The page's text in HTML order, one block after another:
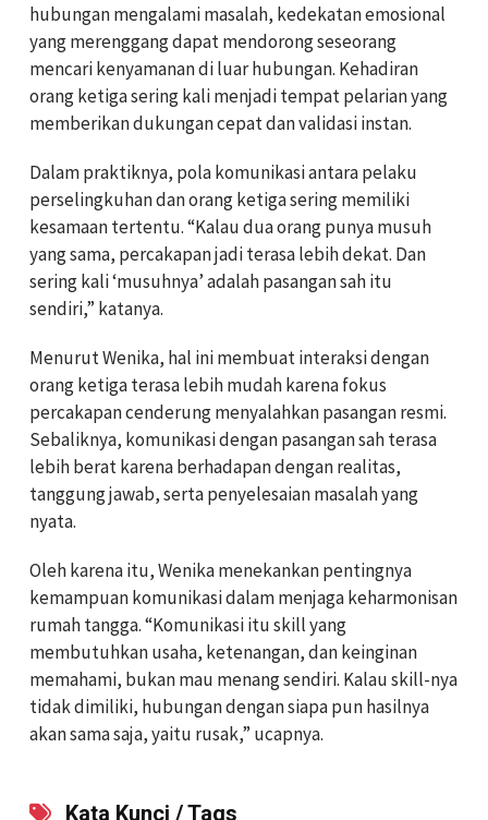
hubungan mengalami masalah, kedekatan emosional
yang merenggang dapat mendorong seseorang
mencari kenyamanan di luar hubungan. Kehadiran
orang ketiga sering kali menjadi tempat pelarian yang
memberikan dukungan cepat dan validasi instan.
Dalam praktiknya, pola komunikasi antara pelaku
perselingkuhan dan orang ketiga sering memiliki
kesamaan tertentu. “Kalau dua orang punya musuh
yang sama, percakapan jadi terasa lebih dekat. Dan
sering kali ‘musuhnya’ adalah pasangan sah itu
sendiri,” katanya.
Menurut Wenika, hal ini membuat interaksi dengan
orang ketiga terasa lebih mudah karena fokus
percakapan cenderung menyalahkan pasangan resmi.
Sebaliknya, komunikasi dengan pasangan sah terasa
lebih berat karena berhadapan dengan realitas,
tanggung jawab, serta penyelesaian masalah yang
nyata.
Oleh karena itu, Wenika menekankan pentingnya
kemampuan komunikasi dalam menjaga keharmonisan
rumah tangga. “Komunikasi itu skill yang
membutuhkan usaha, ketenangan, dan keinginan
memahami, bukan mau menang sendiri. Kalau skill-nya
tidak dimiliki, hubungan dengan siapa pun hasilnya
akan sama saja, yaitu rusak,” ucapnya.
Kata Kunci / Tags